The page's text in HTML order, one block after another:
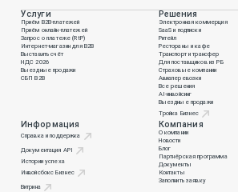
Услуги
Приём B2B-платежей
Приём онлайн-платежей
Запрос о платеже (RtP)
Интернет-магазин для B2B
Выставить счёт
НДС 2026
Выездные продажи
СБП B2B
Решения
Электронная коммерция
SaaS и подписки
Ритейл
Рестораны и кафе
Транспорт и трансфер
Для поставщиков из РБ
Страховые компании
Авиаперевозки
Все решения
AI-инвойсинг
Выездные продажи
Тройка Бизнес
Информация
Справка и поддержка
Документация API
Истории успеха
Инвойсбокс Бизнес
Витрина
Компания
О компании
Новости
Блог
Партнёрская программа
Документы
Контакты
Заполнить заявку